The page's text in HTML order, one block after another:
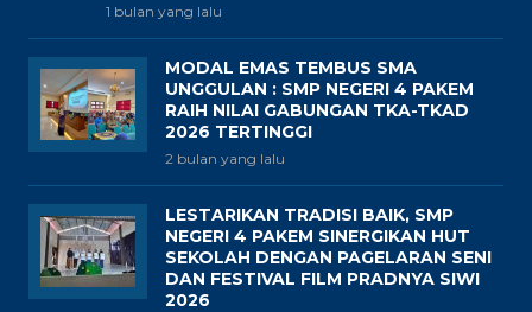
1 bulan yang lalu
MODAL EMAS TEMBUS SMA
UNGGULAN : SMP NEGERI 4 PAKEM
RAIH NILAI GABUNGAN TKA-TKAD
2026 TERTINGGI
2 bulan yang lalu
LESTARIKAN TRADISI BAIK, SMP
NEGERI 4 PAKEM SINERGIKAN HUT
SEKOLAH DENGAN PAGELARAN SENI
DAN FESTIVAL FILM PRADNYA SIWI
2026